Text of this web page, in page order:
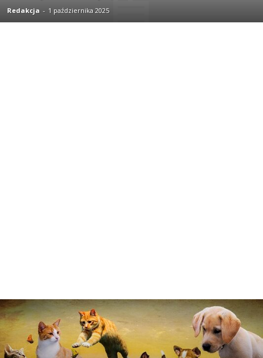
Redakcja - 1 października 2025